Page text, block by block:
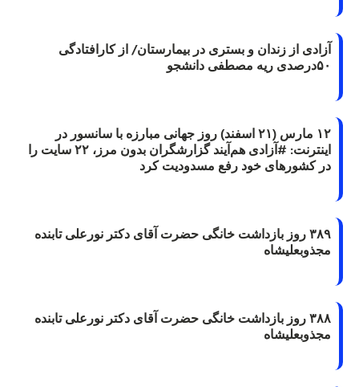
آزادی از زندان و بستری در بیمارستان/ از کارافتادگی
۵۰درصدی ریه مصطفی دانشجو
۱۲ مارس (۲۱ اسفند) روز جهانی مبارزه با سانسور در
اینترنت: #آزادی هم‌آیند گزارشگران‌ بدون مرز، ۲۲ سایت را
در کشورهای خود رفع مسدودیت کرد
۳۸۹ روز بازداشت خانگی حضرت آقای دکتر نورعلی تابنده
مجذوبعلیشاه
۳۸۸ روز بازداشت خانگی حضرت آقای دکتر نورعلی تابنده
مجذوبعلیشاه